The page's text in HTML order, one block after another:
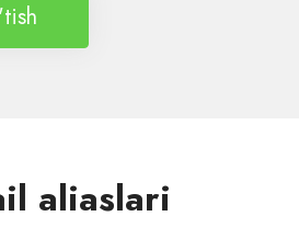
aliaslari